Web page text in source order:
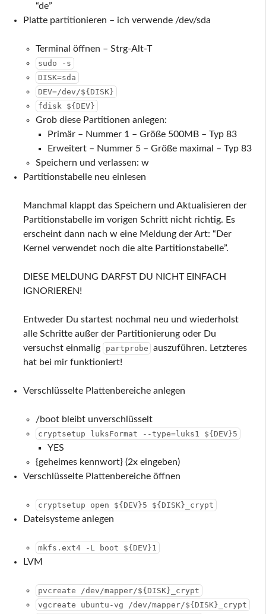
“de”
Platte partitionieren – ich verwende /dev/sda
Terminal öffnen – Strg-Alt-T
sudo -s
DISK=sda
DEV=/dev/${DISK}
fdisk ${DEV}
Grob diese Partitionen anlegen:
Primär – Nummer 1 – Größe 500MB – Typ 83
Erweitert – Nummer 5 – Größe maximal – Typ 83
Speichern und verlassen: w
Partitionstabelle neu einlesen
Manchmal klappt das Speichern und Aktualisieren der
Partitionstabelle im vorigen Schritt nicht richtig. Es
erscheint dann nach weine Meldung der Art: “Der
Kernel verwendet noch die alte Partitionstabelle”.
DIESE MELDUNG DARFST DU NICHT EINFACH
IGNORIEREN!
Entweder Du startest nochmal neu und wiederholst
alle Schritte außer der Partitionierung oder Du
versuchst einmalig
partprobe auszuführen. Letzteres
hat bei mir funktioniert!
Verschlüsselte Plattenbereiche anlegen
/boot bleibt unverschlüsselt
cryptsetup luksFormat --type=luks1 ${DEV}5
YES
{geheimes kennwort} (2x eingeben)
Verschlüsselte Plattenbereiche öffnen
cryptsetup open ${DEV}5 ${DISK}_crypt
Dateisysteme anlegen
mkfs.ext4 -L boot ${DEV}1
LVM
pvcreate /dev/mapper/${DISK}_crypt
vgcreate ubuntu-vg /dev/mapper/${DISK}_crypt